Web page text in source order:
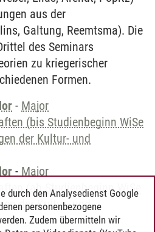
aus der
Galtung, Reemtsma). Die
des Seminars
zu kriegerischer
Formen.
- Major
(bis Studienbeginn WiSe
der Kultur- und
- Major
(ab Studienbeginn WiSe
der Kultur- und
durch den Analysedienst Google
personenbezogene
Zudem übermitteln wir